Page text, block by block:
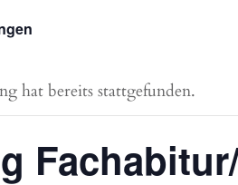
hat bereits stattgefunden.